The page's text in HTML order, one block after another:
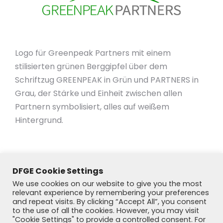
Logo für Greenpeak Partners mit einem
stilisierten grünen Berggipfel über dem
Schriftzug GREENPEAK in Grün und PARTNERS in
Grau, der Stärke und Einheit zwischen allen
Partnern symbolisiert, alles auf weißem
Hintergrund.
DFGE Cookie Settings
We use cookies on our website to give you the most
relevant experience by remembering your preferences
and repeat visits. By clicking “Accept All”, you consent
to the use of all the cookies. However, you may visit
"Cookie Settings" to provide a controlled consent. For